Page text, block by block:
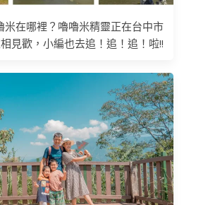
米在哪裡？嚕嚕米精靈正在台中市
見歡，小編也去追！追！追！啦!!